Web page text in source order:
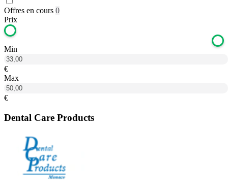
Offres en cours 0
Prix
Min
€
Max
€
Dental Care Products